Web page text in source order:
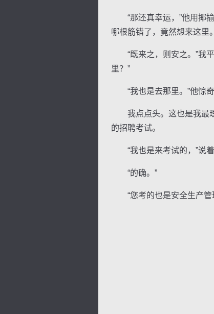
“那还真幸运，”他用揶揄
哪根筋错了，竟然想来这里
“既来之，则安之。”我平
里？”
“我也是去那里。”他惊奇
我点点头。这也是我最理
的招聘考试。
“我也是来考试的，”说着
“的确。”
“您考的也是安全生产管